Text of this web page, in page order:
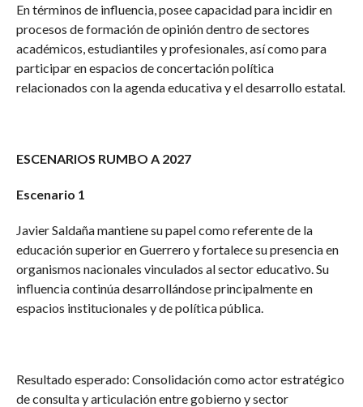
En términos de influencia, posee capacidad para incidir en
procesos de formación de opinión dentro de sectores
académicos, estudiantiles y profesionales, así como para
participar en espacios de concertación política
relacionados con la agenda educativa y el desarrollo estatal.
ESCENARIOS RUMBO A 2027
Escenario 1
Javier Saldaña mantiene su papel como referente de la
educación superior en Guerrero y fortalece su presencia en
organismos nacionales vinculados al sector educativo. Su
influencia continúa desarrollándose principalmente en
espacios institucionales y de política pública.
Resultado esperado: Consolidación como actor estratégico
de consulta y articulación entre gobierno y sector